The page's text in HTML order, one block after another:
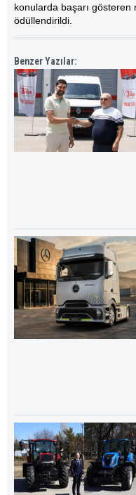
konularda başarı
ödüllendirildi.
Benzer Yazılar: